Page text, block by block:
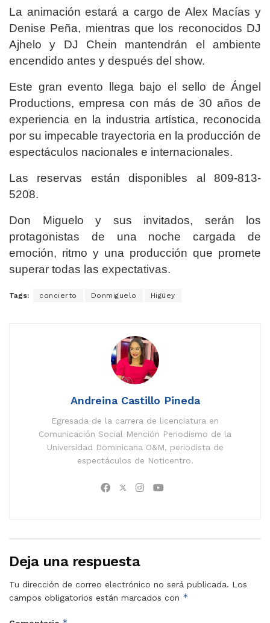
La animación estará a cargo de Alex Macías y
Denise Peña, mientras que los reconocidos DJ
Ajhelo y DJ Chein mantendrán el ambiente
encendido antes y después del show.
Este gran evento llega bajo el sello de Ángel
Productions, empresa con más de 30 años de
experiencia en la industria artística, reconocida
por su impecable trayectoria en la producción de
espectáculos nacionales e internacionales.
Las reservas están disponibles al 809-813-
5208.
Don Miguelo y sus invitados, serán los
protagonistas de una noche cargada de
emoción, ritmo y una producción que promete
superar todas las expectativas.
Tags: concierto Donmiguelo Higüey
Andreina Castillo Pineda
Egresada de la carrera de licenciatura en
Comunicación Social Mención Periodismo de la
Universidad Dominicana O&M, periodista de
espectáculos de Noticentro.
Deja una respuesta
Tu dirección de correo electrónico no será publicada. Los
campos obligatorios están marcados con *